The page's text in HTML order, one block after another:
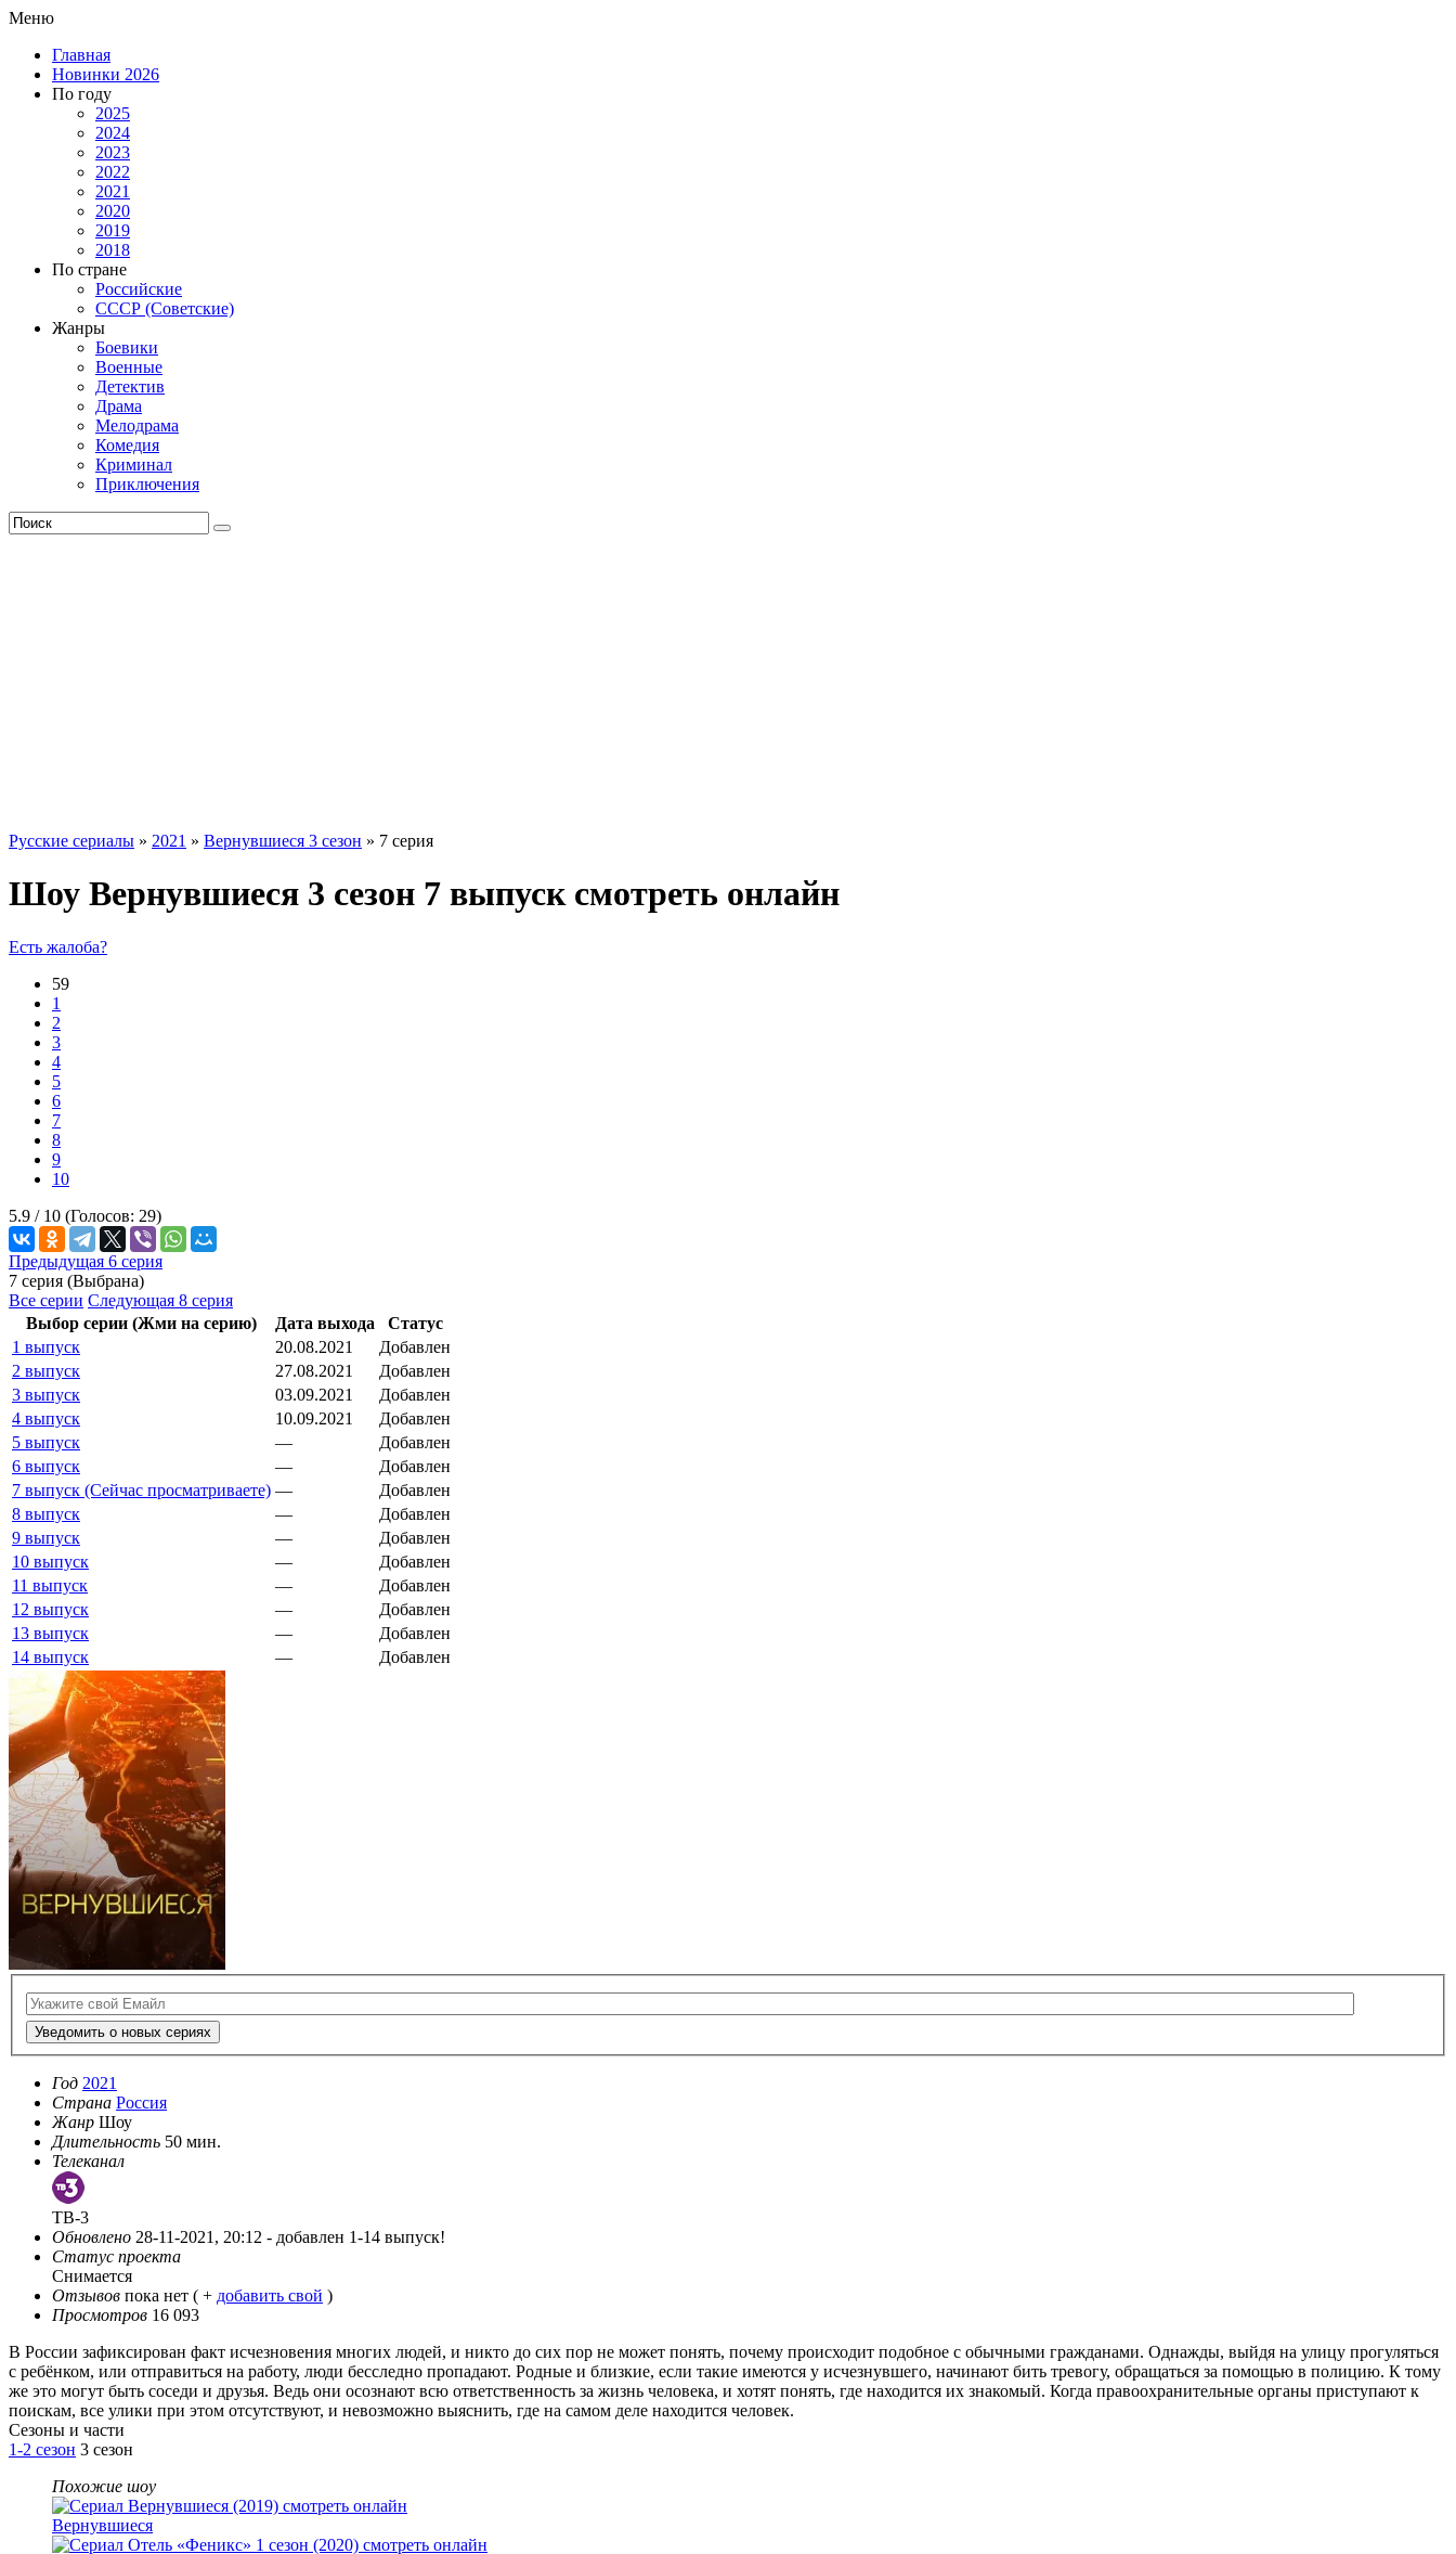
Меню
Главная
Новинки 2026
По году
2025
2024
2023
2022
2021
2020
2019
2018
По стране
Российские
СССР (Советские)
Жанры
Боевики
Военные
Детектив
Драма
Мелодрама
Комедия
Криминал
Приключения
Русские сериалы » 2021 » Вернувшиеся 3 сезон » 7 серия
Шоу Вернувшиеся 3 сезон 7 выпуск смотреть онлайн
Есть жалоба?
59
1
2
3
4
5
6
7
8
9
10
5.9 / 10 (Голосов: 29)
Предыдущая 6 серия
7 серия (Выбрана)
Все серии Следующая 8 серия
Выбор серии (Жми на серию)
Дата выхода
Статус
1 выпуск
20.08.2021
Добавлен
2 выпуск
27.08.2021
Добавлен
3 выпуск
03.09.2021
Добавлен
4 выпуск
10.09.2021
Добавлен
5 выпуск
—
Добавлен
6 выпуск
—
Добавлен
7 выпуск (Сейчас просматриваете) —
Добавлен
8 выпуск
—
Добавлен
9 выпуск
—
Добавлен
10 выпуск
—
Добавлен
11 выпуск
—
Добавлен
12 выпуск
—
Добавлен
13 выпуск
—
Добавлен
14 выпуск
— Добавлен
Уведомить о новых сериях
Год 2021
Страна Россия
Жанр Шоу
Длительность 50 мин.
Телеканал
ТВ-3
Обновлено 28-11-2021, 20:12 - добавлен 1-14 выпуск!
Статус проекта
Снимается
Отзывов пока нет ( + добавить свой )
Просмотров 16 093
В России зафиксирован факт исчезновения многих людей, и никто до сих пор не может понять, почему происходит подобное с обычными гражданами. Однажды, выйдя на улицу прогуляться
с ребёнком, или отправиться на работу, люди бесследно пропадают. Родные и близкие, если такие имеются у исчезнувшего, начинают бить тревогу, обращаться за помощью в полицию. К тому
же это могут быть соседи и друзья. Ведь они осознают всю ответственность за жизнь человека, и хотят понять, где находится их знакомый. Когда правоохранительные органы приступают к
поискам, все улики при этом отсутствуют, и невозможно выяснить, где на самом деле находится человек.
Cезоны и части
1-2 сезон 3 сезон
Похожие шоу
Вернувшиеся